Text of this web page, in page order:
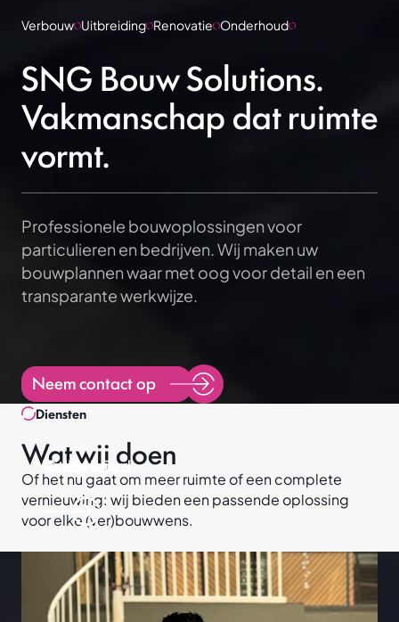
Projecten
Diensten
Verbouw
Uitbreiding
Renovatie
Verbouw Uitbreiding Renovatie Onderhoud
SNG Bouw Solutions.
Vakmanschap dat ruimte
vormt.
Professionele bouwoplossingen voor
particulieren en bedrijven. Wij maken uw
bouwplannen waar met oog voor detail en een
transparante werkwijze.
Neem contact op
Diensten
Wat wij doen
Of het nu gaat om meer ruimte of een complete
vernieuwing: wij bieden een passende oplossing
voor elke (ver)bouwwens.
Uitbreiding
Renovatie
Onderhoud
Verbouw